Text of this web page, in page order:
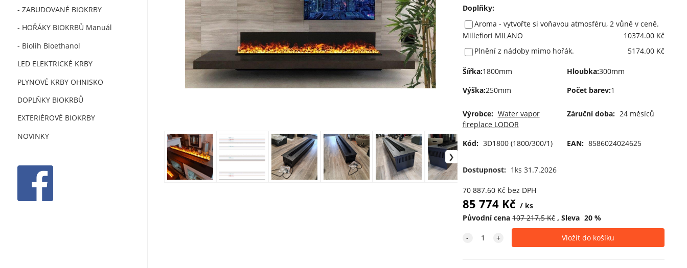
- ZABUDOVANÉ BIOKRBY
- HOŘÁKY BIOKRBŮ Manuál
- Biolih Bioethanol
LED ELEKTRICKÉ KRBY
PLYNOVÉ KRBY OHNISKO
DOPLŇKY BIOKRBŮ
EXTERIÉROVÉ BIOKRBY
NOVINKY
Doplňky:
Aroma - vytvořte si voňavou atmosféru, 2 vůně v ceně.
Millefiori MILANO
10374.00 Kč
Plnění z nádoby mimo hořák.
5174.00 Kč
Šířka:1800mm Hloubka:300mm
Výška:250mm Počet barev:1
Výrobce: Water vapor
fireplace LODOR
Záruční doba: 24 měsíců
Kód: 3D1800 (1800/300/1) EAN: 8586024024625
Dostupnost: 1ks 31.7.2026
70 887.60Kč bez DPH
85 774Kč
ks
Původní cena 107 217.5Kč Sleva 20%